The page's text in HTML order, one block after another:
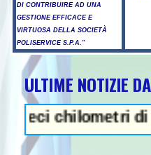
DI CONTRIBUIRE AD UNA
GESTIONE EFFICACE E
VIRTUOSA DELLA SOCIETÀ
POLISERVICE S.P.A."
ULTIME NOTIZIE
di coda -
NEWS IN